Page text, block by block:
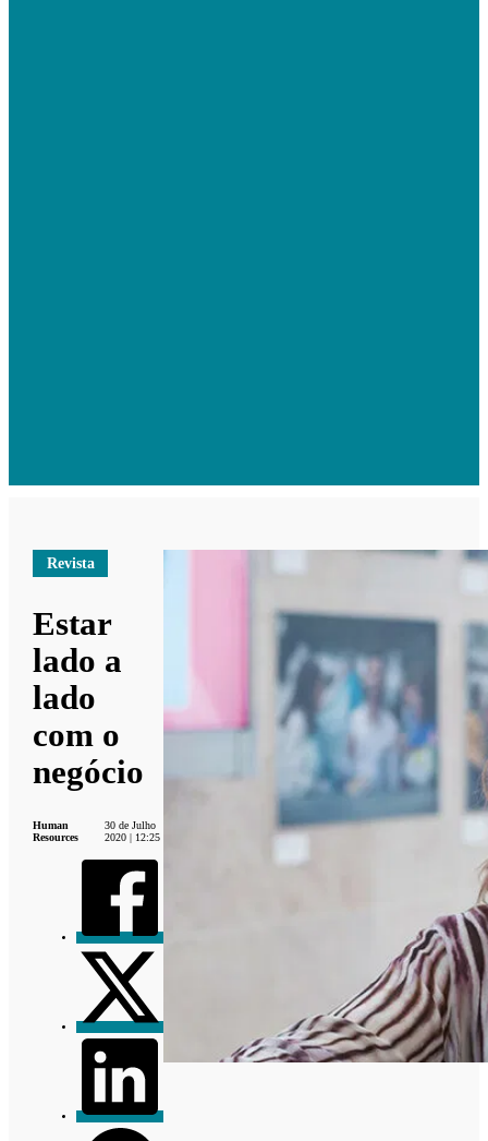
Revista
Estar
lado a
lado
com o
negócio
Human
Resources
30 de Julho
2020 | 12:25